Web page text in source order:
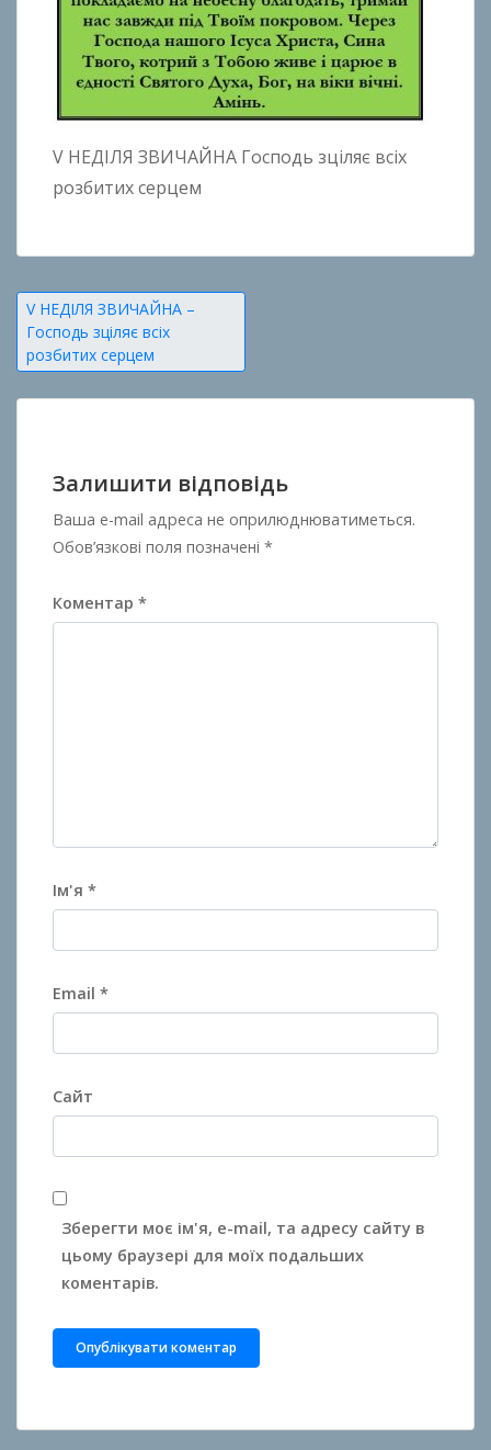
V НЕДІЛЯ ЗВИЧАЙНА Господь зціляє всіх
розбитих серцем
Навігація
записів
V НЕДІЛЯ ЗВИЧАЙНА –
Господь зціляє всіх
розбитих серцем
Залишити відповідь
Ваша e-mail адреса не оприлюднюватиметься.
Обов’язкові поля позначені *
Коментар *
Ім'я *
Email *
Сайт
Зберегти моє ім'я, e-mail, та адресу сайту в
цьому браузері для моїх подальших
коментарів.